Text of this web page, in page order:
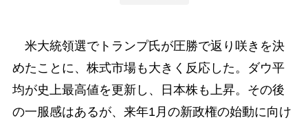
米大統領選でトランプ氏が圧勝で返り咲きを決
めたことに、株式市場も大きく反応した。ダウ平
均が史上最高値を更新し、日本株も上昇。その後
の一服感はあるが、来年1月の新政権の始動に向け